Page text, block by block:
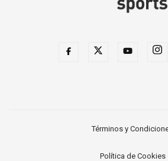
Términos y
Política de Cookies